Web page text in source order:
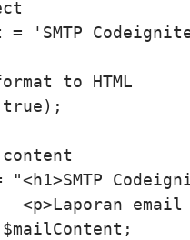
= 'SMTP
to HTML
"<h1>SMTP
<p>Laporan